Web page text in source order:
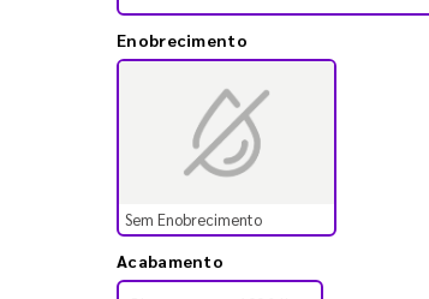
Enobrecimento
Sem Enobrecimento
Acabamento